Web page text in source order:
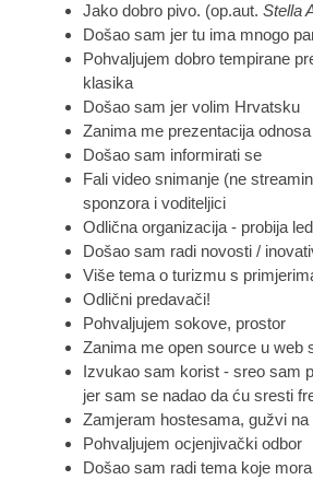
Jako dobro pivo. (op.aut. Stella
Došao sam jer tu ima mnogo
Pohvaljujem dobro tempirane
klasika
Došao sam jer volim Hrvatsku
Zanima me prezentacija
Došao sam informirati se
Fali video snimanje (ne
sponzora i voditeljici
Odlična organizacija - probija led
Došao sam radi novosti /
Više tema o turizmu s
Odlični predavači!
Pohvaljujem sokove, prostor
Zanima me open source u web
Izvukao sam korist - sreo sam
jer sam se nadao da ću sresti
Zamjeram hostesama, gužvi
Pohvaljujem ocjenjivački odbor
Došao sam radi tema koje